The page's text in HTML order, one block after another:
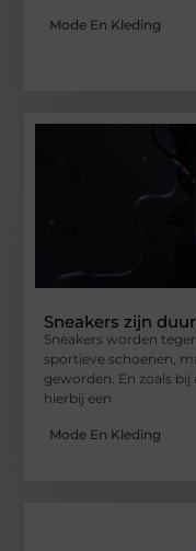
Mode En Kleding
Sneakers zijn
Sneakers worden
sportieve schoenen,
geworden. En zoals
hierbij een
Mode En Kleding